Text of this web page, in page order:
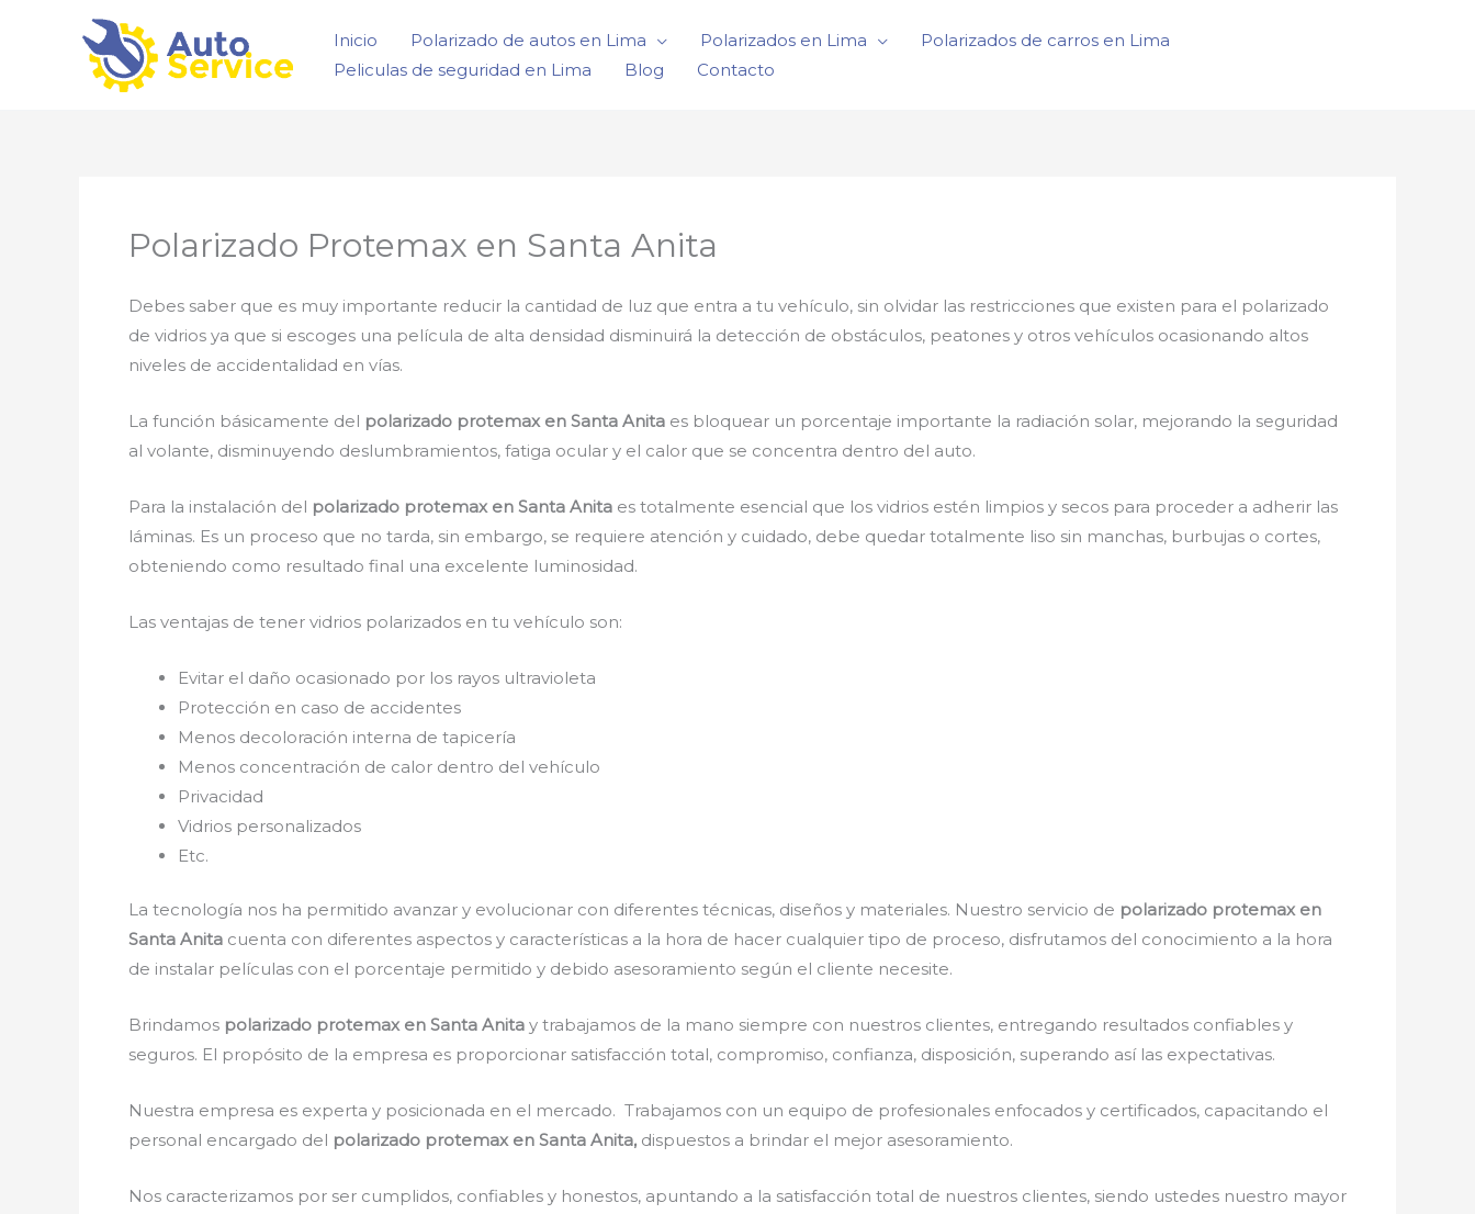
Inicio Polarizado de autos en Lima Polarizados en Lima
Polarizados de carros en Lima
Peliculas de seguridad en Lima
Blog Contacto
Polarizado Protemax en Santa Anita
Debes saber que es muy importante reducir la cantidad de luz que entra a tu vehículo, sin olvidar las restricciones que existen para el polarizado
de vidrios ya que si escoges una película de alta densidad disminuirá la detección de obstáculos, peatones y otros vehículos ocasionando altos
niveles de accidentalidad en vías.
La función básicamente del polarizado protemax en Santa Anita es bloquear un porcentaje importante la radiación solar, mejorando la seguridad
al volante, disminuyendo deslumbramientos, fatiga ocular y el calor que se concentra dentro del auto.
Para la instalación del polarizado protemax en Santa Anita es totalmente esencial que los vidrios estén limpios y secos para proceder a adherir las
láminas. Es un proceso que no tarda, sin embargo, se requiere atención y cuidado, debe quedar totalmente liso sin manchas, burbujas o cortes,
obteniendo como resultado final una excelente luminosidad.
Las ventajas de tener vidrios polarizados en tu vehículo son:
Evitar el daño ocasionado por los rayos ultravioleta
Protección en caso de accidentes
Menos decoloración interna de tapicería
Menos concentración de calor dentro del vehículo
Privacidad
Vidrios personalizados
Etc.
La tecnología nos ha permitido avanzar y evolucionar con diferentes técnicas, diseños y materiales. Nuestro servicio de polarizado protemax en
Santa Anita cuenta con diferentes aspectos y características a la hora de hacer cualquier tipo de proceso, disfrutamos del conocimiento a la hora
de instalar películas con el porcentaje permitido y debido asesoramiento según el cliente necesite.
Brindamos polarizado protemax en Santa Anita y trabajamos de la mano siempre con nuestros clientes, entregando resultados confiables y
seguros. El propósito de la empresa es proporcionar satisfacción total, compromiso, confianza, disposición, superando así las expectativas.
Nuestra empresa es experta y posicionada en el mercado. Trabajamos con un equipo de profesionales enfocados y certificados, capacitando el
personal encargado del polarizado protemax en Santa Anita, dispuestos a brindar el mejor asesoramiento.
Nos caracterizamos por ser cumplidos, confiables y honestos, apuntando a la satisfacción total de nuestros clientes, siendo ustedes nuestro mayor